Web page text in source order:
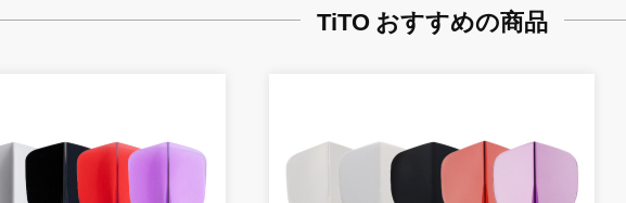
TiTO おすすめの商品